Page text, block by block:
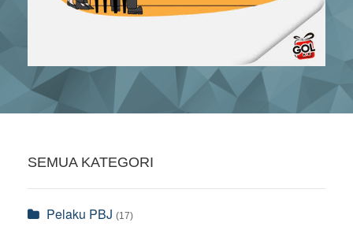
SEMUA KATEGORI
Pelaku PBJ (17)